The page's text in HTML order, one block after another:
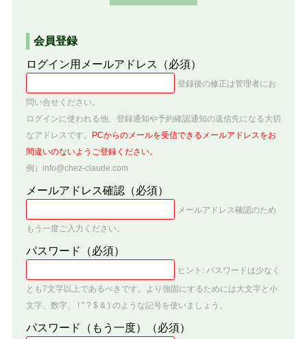
会員登録
ログイン用メールアドレス （必須）
登録後の修正は管理者にお
問い合せください。
ログインに使われる他、登録通知や予約確認通知の送信先になる大切
なアドレスです。
PCからのメールを受信できるメールアドレスをお
間違いのないようご登録ください。
例）info@chez-claude.com
メールアドレス確認（必須）
メールアドレス確認のため
もう一度ご入力ください。
パスワード （必須）
ヒント: パスワードは少なく
とも7文字以上であるべきです。より強固にするためには大文字と小
文字、数字、 ! " ? $ & ) のような記号を使いましょう。
パスワード（もう一度） （必須）